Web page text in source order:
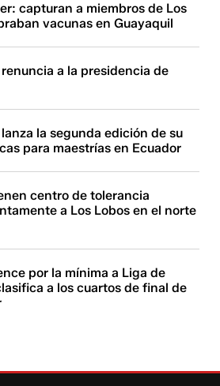
capturan a miembros de Los
vacunas en Guayaquil
a la presidencia de
la segunda edición de su
para maestrías en Ecuador
centro de tolerancia
a Los Lobos en el norte
por la mínima a Liga de
a los cuartos de final de